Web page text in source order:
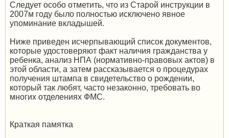
Следует особо отметить, что из Старой инструкции в
2007м году было полностью исключено явное
упоминание вкладышей.
Ниже приведен исчерпывающий список документов,
которые удостоверяют факт наличия гражданства у
ребенка, анализ НПА (нормативно-правовых актов) в
этой области, а затем рассказывается о процедурах
получения штампа в свидетельство о рождении,
который так любят, часто незаконно, требовать во
многих отделениях ФМС.
Краткая памятка